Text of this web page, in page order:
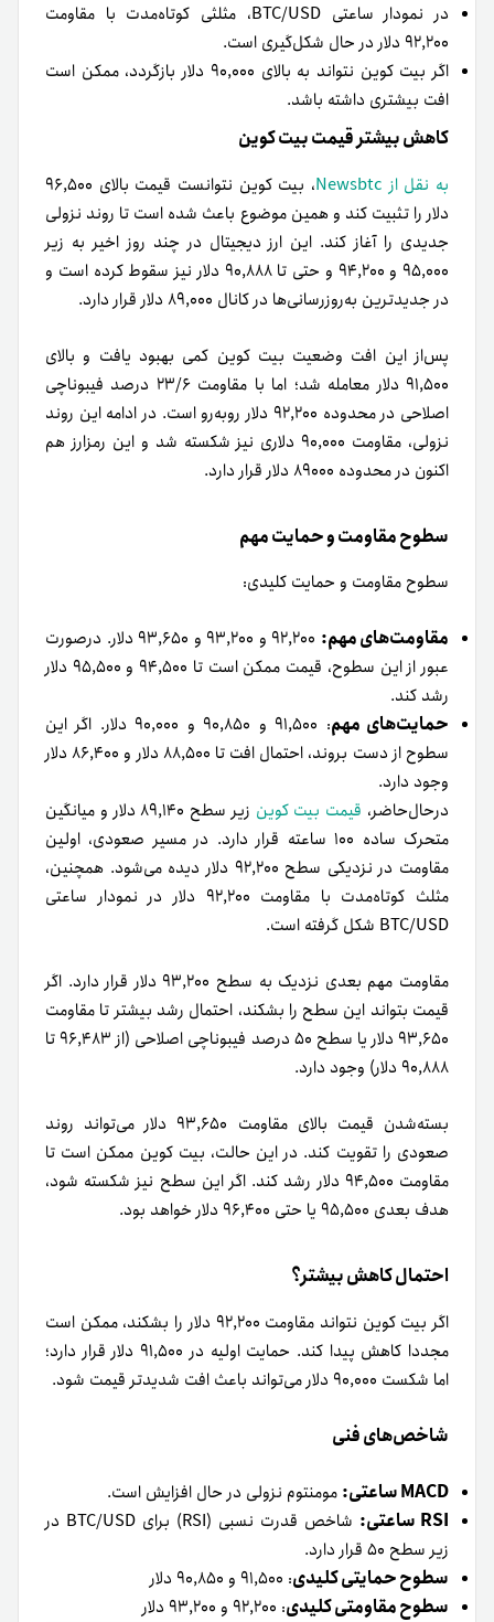
در نمودار ساعتی BTC/USD، مثلثی کوتاه‌مدت با مقاومت
۹۲,۲۰۰ دلار در حال شکل‌گیری است.
اگر بیت کوین نتواند به بالای ۹۰,۰۰۰ دلار بازگردد، ممکن است
افت بیشتری داشته باشد.
کاهش بیشتر قیمت بیت کوین
به نقل از Newsbtc
، بیت کوین نتوانست قیمت بالای ۹۶,۵۰۰
دلار را تثبیت کند و همین موضوع باعث شده است تا روند نزولی
جدیدی را آغاز کند. این ارز دیجیتال در چند روز اخیر به زیر
۹۵,۰۰۰ و ۹۴,۲۰۰ و حتی تا ۹۰,۸۸۸ دلار نیز سقوط کرده است و
در جدیدترین به‌روزرسانی‌ها در کانال ۸۹,۰۰۰ دلار قرار دارد.
پس‌از این افت وضعیت بیت کوین کمی بهبود یافت و بالای
۹۱,۵۰۰ دلار معامله شد؛ اما با مقاومت ۲۳/۶ درصد فیبوناچی
اصلاحی در محدوده ۹۲,۲۰۰ دلار روبه‌رو است. در ادامه این روند
نزولی، مقاومت ۹۰,۰۰۰ دلاری نیز شکسته شد و این رمزارز هم
اکنون در محدوده ۸۹۰۰۰ دلار قرار دارد.
سطوح مقاومت و حمایت مهم
سطوح مقاومت و حمایت کلیدی:
مقاومت‌های مهم:
۹۲,۲۰۰ و ۹۳,۲۰۰ و ۹۳,۶۵۰ دلار. درصورت
عبور از این سطوح، قیمت ممکن است تا ۹۴,۵۰۰ و ۹۵,۵۰۰ دلار
رشد کند.
حمایت‌های مهم
: ۹۱,۵۰۰ و ۹۰,۸۵۰ و ۹۰,۰۰۰ دلار. اگر این
سطوح از دست بروند، احتمال افت تا ۸۸,۵۰۰ دلار و ۸۶,۴۰۰ دلار
وجود دارد.
درحال‌حاضر، قیمت بیت کوین
زیر سطح ۸۹,۱۴۰ دلار و میانگین
متحرک ساده ۱۰۰ ساعته قرار دارد. در مسیر صعودی، اولین
مقاومت در نزدیکی سطح ۹۲,۲۰۰ دلار دیده می‌شود. همچنین،
مثلث کوتاه‌مدت با مقاومت ۹۲,۲۰۰ دلار در نمودار ساعتی
BTC/USD شکل گرفته است.
مقاومت مهم بعدی نزدیک به سطح ۹۳,۲۰۰ دلار قرار دارد. اگر
قیمت بتواند این سطح را بشکند، احتمال رشد بیشتر تا مقاومت
۹۳,۶۵۰ دلار یا سطح ۵۰ درصد فیبوناچی اصلاحی (از ۹۶,۴۸۳ تا
۹۰,۸۸۸ دلار) وجود دارد.
بسته‌شدن قیمت بالای مقاومت ۹۳,۶۵۰ دلار می‌تواند روند
صعودی را تقویت کند. در این حالت، بیت کوین ممکن است تا
مقاومت ۹۴,۵۰۰ دلار رشد کند. اگر این سطح نیز شکسته شود،
هدف بعدی ۹۵,۵۰۰ یا حتی ۹۶,۴۰۰ دلار خواهد بود.
احتمال کاهش بیشتر؟
اگر بیت کوین نتواند مقاومت ۹۲,۲۰۰ دلار را بشکند، ممکن است
مجددا کاهش پیدا کند. حمایت اولیه در ۹۱,۵۰۰ دلار قرار دارد؛
اما شکست ۹۰,۰۰۰ دلار می‌تواند باعث افت شدیدتر قیمت شود.
شاخص‌های فنی
MACD ساعتی: مومنتوم نزولی در حال افزایش است.
RSI ساعتی:
شاخص قدرت نسبی (RSI) برای BTC/USD در
زیر سطح ۵۰ قرار دارد.
سطوح حمایتی کلیدی: ۹۱,۵۰۰ و ۹۰,۸۵۰ دلار
سطوح مقاومتی کلیدی: ۹۲,۲۰۰ و ۹۳,۲۰۰ دلار